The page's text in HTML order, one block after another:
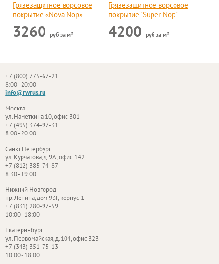
Грязезащитное ворсовое
покрытие «Nova Nop»
3260 руб за м²
Грязезащитное ворсовое
покрытие "Super Nop"
4200руб за м²
+7 (800) 775-67-21
8:00 - 20:00
info@rwrus.ru
Москва
ул. Наметкина 10, офис 301
+7 (495) 374-97-31
8:00 - 20:00
Санкт Петербург
ул. Курчатова, д. 9А, офис 142
+7 (812) 385-74-87
8:30 - 19:00
Нижний Новгород
пр. Ленина, дом 93Г, корпус 1
+7 (831) 280-97-59
10:00 - 18:00
Екатеринбург
ул. Первомайская, д. 104, офис 323
+7 (343) 351-75-13
10:00 - 18:00